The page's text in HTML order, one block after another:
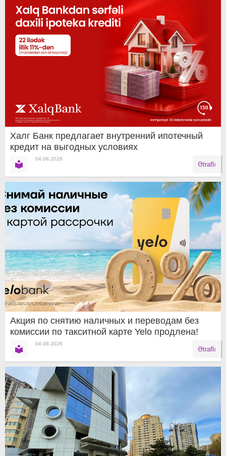
Халг Банк предлагает внутренний ипотечный
кредит на выгодных условиях
04.08.2026
Ətraflı
Акция по снятию наличных и переводам без
комиссии по такситной карте Yelo продлена!
04.08.2026
Ətraflı